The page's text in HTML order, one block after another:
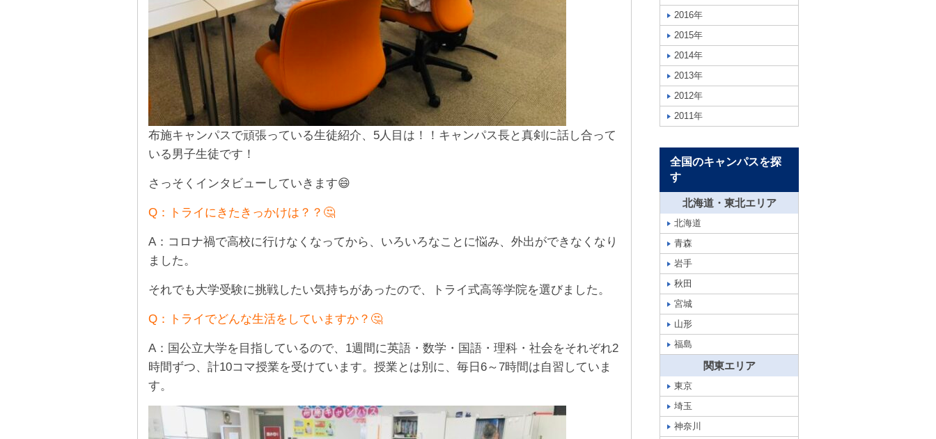
布施キャンパスで頑張っている生徒紹介、5人目は！！キャンパス長と真剣に話し合って
いる男子生徒です！
さっそくインタビューしていきます😄
Q：トライにきたきっかけは？？🤔
A：コロナ禍で高校に行けなくなってから、いろいろなことに悩み、外出ができなくなり
ました。
それでも大学受験に挑戦したい気持ちがあったので、トライ式高等学院を選びました。
Q：トライでどんな生活をしていますか？🤔
A：国公立大学を目指しているので、1週間に英語・数学・国語・理科・社会をそれぞれ2
時間ずつ、計10コマ授業を受けています。授業とは別に、毎日6～7時間は自習していま
す。
2016年
2015年
2014年
2013年
2012年
2011年
全国のキャンパスを探
す
北海道・東北エリア
北海道
青森
岩手
秋田
宮城
山形
福島
関東エリア
東京
埼玉
神奈川